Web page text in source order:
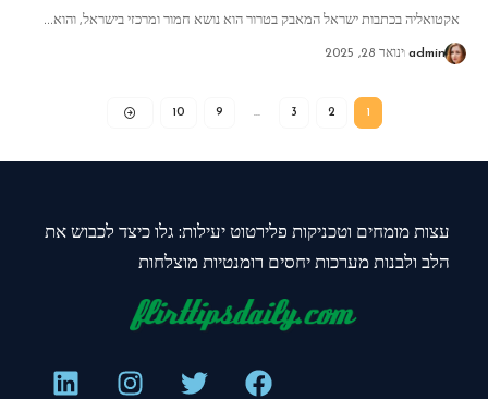
אקטואליה בכתבות ישראל המאבק בטרור הוא נושא חמור ומרכזי בישראל, והוא…
admin ינואר 28, 2025
1
2
3
…
9
10
עצות מומחים וטכניקות פלירטוט יעילות: גלו כיצד לכבוש את
הלב ולבנות מערכות יחסים רומנטיות מוצלחות